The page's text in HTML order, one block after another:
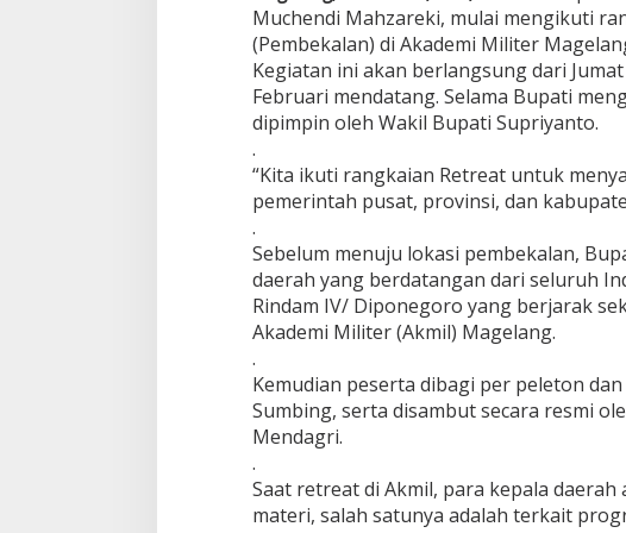
a
n
u
j
a
r
c
h
n
d
i
Muchendi Mahzareki, mulai mengikuti
(Pembekalan) di Akademi Militer
Kegiatan ini akan berlangsung dari
Februari mendatang. Selama Bupati
dipimpin oleh Wakil Bupati Supriyanto.
.
“Kita ikuti rangkaian Retreat untuk
pemerintah pusat, provinsi, dan
.
Sebelum menuju lokasi pembekalan,
daerah yang berdatangan dari seluruh
Rindam IV/ Diponegoro yang berjarak
Akademi Militer (Akmil) Magelang.
.
Kemudian peserta dibagi per peleton
Sumbing, serta disambut secara resmi
Mendagri.
.
Saat retreat di Akmil, para kepala
materi, salah satunya adalah terkait